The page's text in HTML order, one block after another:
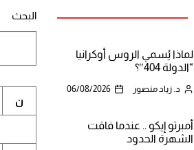
لماذا يُسمي الروس أوكرانيا
“الدولة 404″؟
د. زياد منصور 06/08/2026
أمبرتو إيكو .. عندما فاقت
الشهرة الحدود
البحث
ن